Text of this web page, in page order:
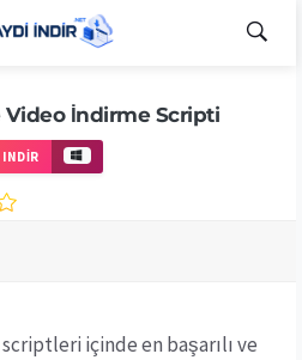
Video İndirme Scripti
scriptleri içinde en başarılı ve